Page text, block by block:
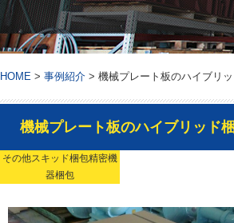
HOME > 事例紹介 > 機械プレート板のハイブリ
機械プレート板のハイブリッド
その他スキッド梱包精密機
器梱包